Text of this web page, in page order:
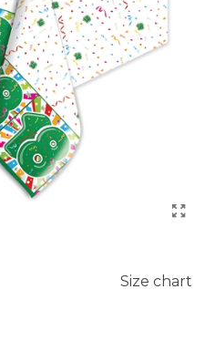
Size chart